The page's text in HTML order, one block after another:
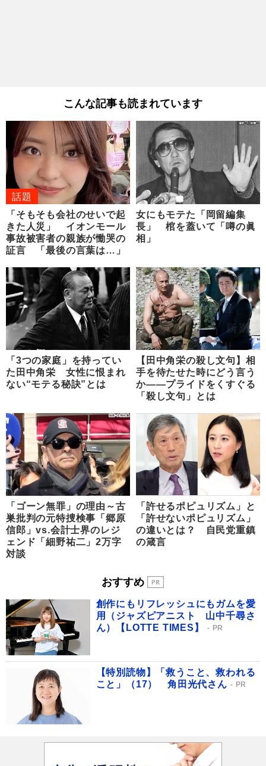
こんな記事も読まれています
話題
「そもそも会社のせいで起
きた人災」 イオンモール
事故被害者の親族が慟哭の
証言 「最後の言葉は…」
女にもモテた「岡留編集
長」 棺を蓋いて「噂の眞
相」
「3つの家庭」を持ってい
た田中角栄 女性に恨まれ
ない“モテる秘訣”とは
【田中角栄の殺し文句】相
手を待たせた時にどう言う
か――プライドをくすぐる
「殺し文句」とは
「ゴーン無罪」の理由～古
巣批判の元特捜検事「郷原
信郎」vs.会計士界のレジ
ェンド「細野祐二」2万字
対談
「許せるポピュリズム」と
「許せないポピュリズム」
の違いとは？ 自民党重鎮
の箴言
おすすめ
創作にもリフレッシュにもガムを愛
用（ジャズピアニスト 山中千尋さ
ん）【LOTTE TIMES】
PR
【特別読物】「救うこと、救われる
こと」（17） 角田光代さん
PR